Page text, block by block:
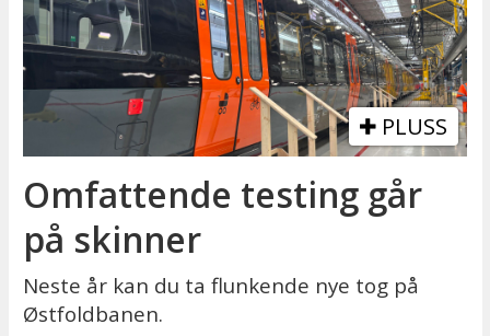
PLUSS
Omfattende testing går
på skinner
Neste år kan du ta flunkende nye tog på
Østfoldbanen.